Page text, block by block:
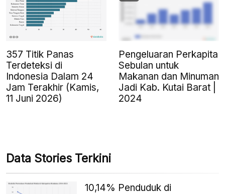
357 Titik Panas
Terdeteksi di
Indonesia Dalam 24
Jam Terakhir (Kamis,
11 Juni 2026)
Pengeluaran Perkapita
Sebulan untuk
Makanan dan Minuman
Jadi Kab. Kutai Barat |
2024
Data Stories Terkini
10,14% Penduduk di